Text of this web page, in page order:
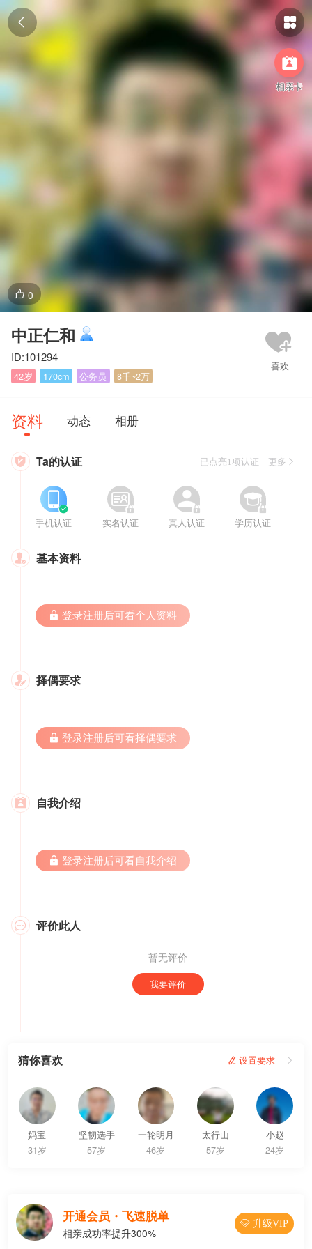
 

相亲卡
 0
中正仁和
ID:101294
42岁 170cm 公务员 8千~2万
资料 动态 相册
 Ta的认证 已点亮1项认证 更多

手机认证


实名认证


真人认证


学历认证
 基本资料
 登录注册后可看个人资料
 择偶要求
 登录注册后可看择偶要求
 自我介绍
 登录注册后可看自我介绍
 评价此人
暂无评价
我要评价
猜你喜欢  设置要求 
妈宝
31岁
坚韧选手
57岁
一轮明月
46岁
太行山
57岁
小赵
24岁
开通会员・飞速脱单
相亲成功率提升300%
 升级VIP